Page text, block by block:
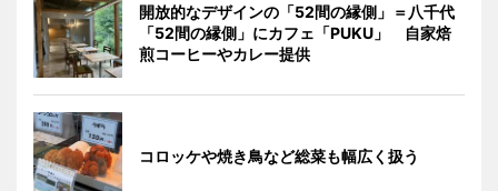
開放的なデザインの「52間の縁側」＝八千代
「52間の縁側」にカフェ「PUKU」 自家焙
煎コーヒーやカレー提供
コロッケや焼き鳥など総菜も幅広く扱う